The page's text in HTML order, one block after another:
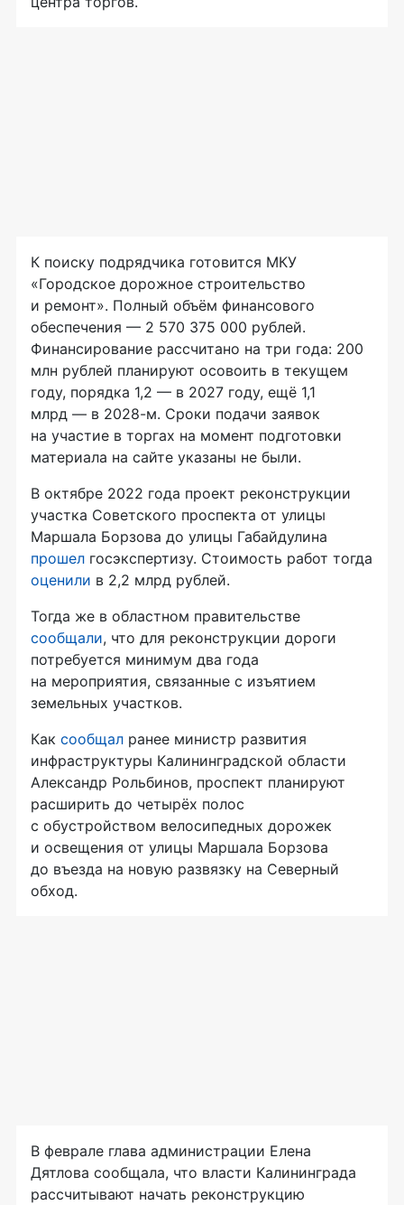
К поиску подрядчика готовится МКУ
«Городское дорожное строительство
и ремонт». Полный объём финансового
обеспечения — 2 570 375 000 рублей.
Финансирование рассчитано на три года: 200
млн рублей планируют осовоить в текущем
году, порядка 1,2 — в 2027 году, ещё 1,1
млрд — в 2028-м. Сроки подачи заявок
на участие в торгах на момент подготовки
материала на сайте указаны не были.
В октябре 2022 года проект реконструкции
участка Советского проспекта от улицы
Маршала Борзова до улицы Габайдулина
прошел госэкспертизу. Стоимость работ тогда
оценили в 2,2 млрд рублей.
Тогда же в областном правительстве
сообщали, что для реконструкции дороги
потребуется минимум два года
на мероприятия, связанные с изъятием
земельных участков.
Как сообщал ранее министр развития
инфраструктуры Калининградской области
Александр Рольбинов, проспект планируют
расширить до четырёх полос
с обустройством велосипедных дорожек
и освещения от улицы Маршала Борзова
до въезда на новую развязку на Северный
обход.
В феврале глава администрации Елена
Дятлова сообщала, что власти Калининграда
рассчитывают начать реконструкцию